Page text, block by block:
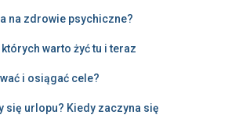
na zdrowie psychiczne?
warto żyć tu i teraz
i osiągać cele?
się urlopu? Kiedy zaczyna się